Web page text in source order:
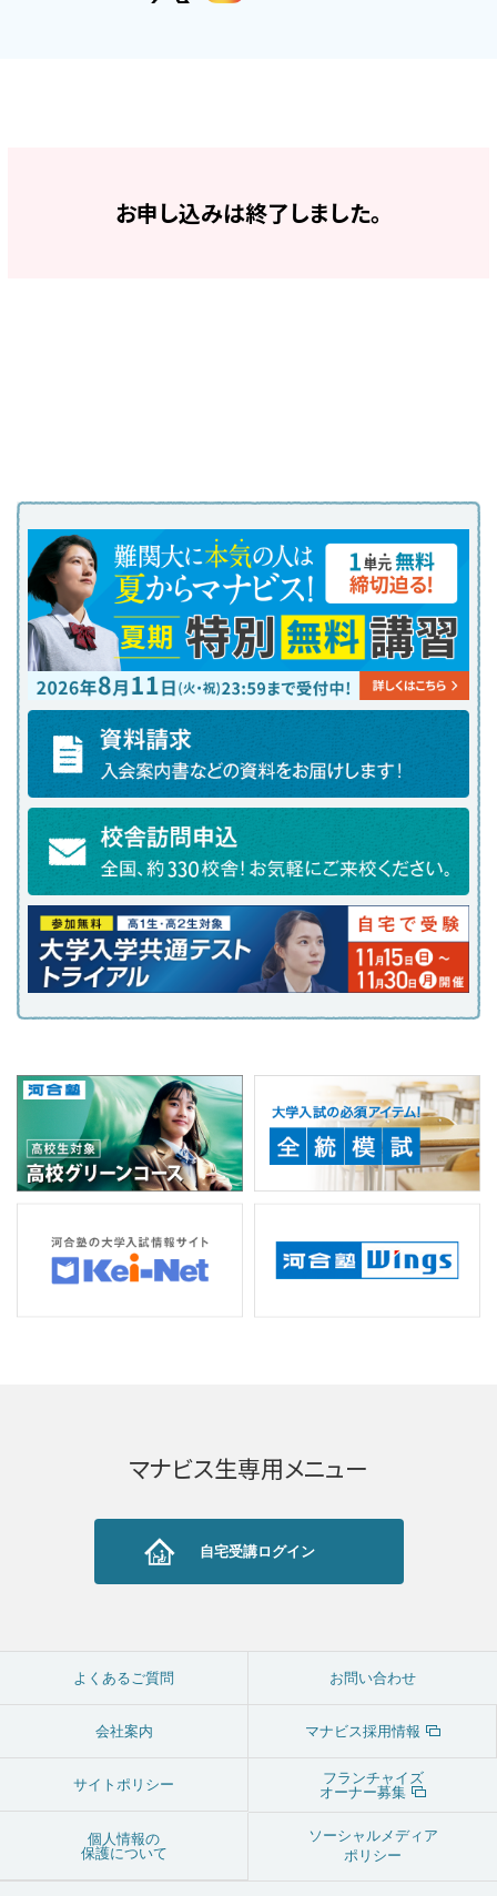
お申し込みは終了しました。
マナビス生専用メニュー
自宅受講ログイン
よくあるご質問 お問い合わせ
会社案内 マナビス採用情報
サイトポリシー
フランチャイズ
オーナー募集
個人情報の
保護について
ソーシャルメディア
ポリシー